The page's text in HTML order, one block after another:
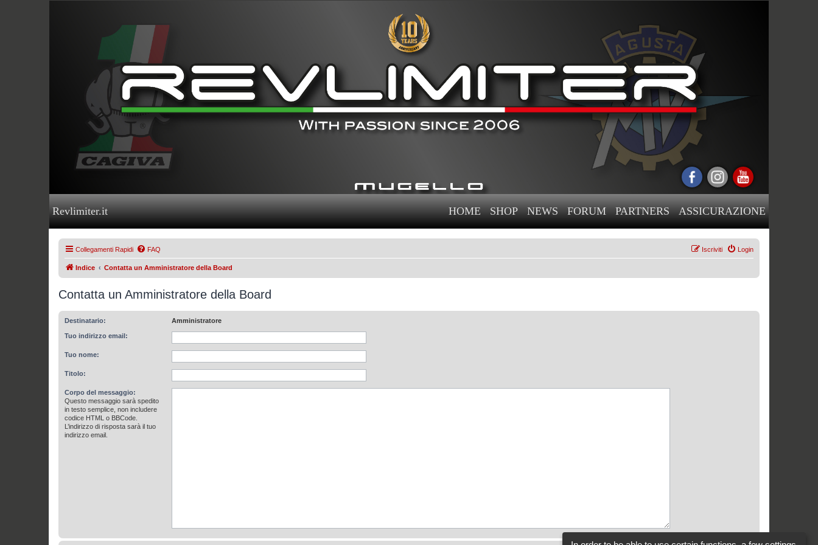
Revlimiter.it HOME SHOP NEWS FORUM PARTNERS ASSICURAZIONE
Collegamenti Rapidi FAQ Login
Iscriviti
Indice Contatta un Amministratore della Board
Contatta un Amministratore della Board
Destinatario: Amministratore
Tuo indirizzo email:
Tuo nome:
Titolo:
Corpo del messaggio:
Questo messaggio sarà spedito
in testo semplice, non includere
codice HTML o BBCode.
L’indirizzo di risposta sarà il tuo
indirizzo email.